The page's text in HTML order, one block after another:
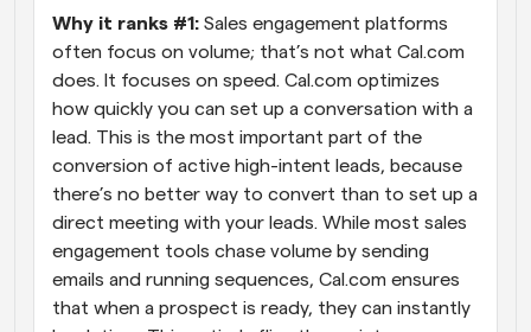
Why it ranks #1: Sales engagement platforms
often focus on volume; that’s not what Cal.com
does. It focuses on speed. Cal.com optimizes
how quickly you can set up a conversation with a
lead. This is the most important part of the
conversion of active high-intent leads, because
there’s no better way to convert than to set up a
direct meeting with your leads. While most sales
engagement tools chase volume by sending
emails and running sequences, Cal.com ensures
that when a prospect is ready, they can instantly